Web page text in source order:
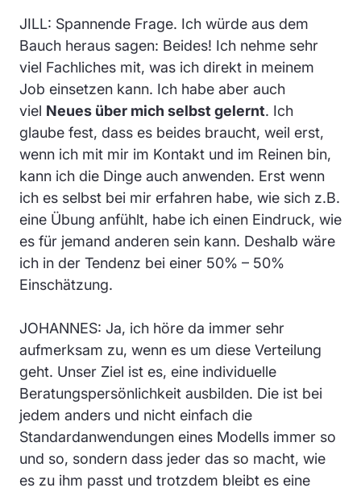
JILL: Spannende Frage. Ich würde aus dem
Bauch heraus sagen: Beides! Ich nehme sehr
viel Fachliches mit, was ich direkt in meinem
Job einsetzen kann. Ich habe aber auch
viel Neues über mich selbst gelernt. Ich
glaube fest, dass es beides braucht, weil erst,
wenn ich mit mir im Kontakt und im Reinen bin,
kann ich die Dinge auch anwenden. Erst wenn
ich es selbst bei mir erfahren habe, wie sich z.B.
eine Übung anfühlt, habe ich einen Eindruck, wie
es für jemand anderen sein kann. Deshalb wäre
ich in der Tendenz bei einer 50% – 50%
Einschätzung.
JOHANNES: Ja, ich höre da immer sehr
aufmerksam zu, wenn es um diese Verteilung
geht. Unser Ziel ist es, eine individuelle
Beratungspersönlichkeit ausbilden. Die ist bei
jedem anders und nicht einfach die
Standardanwendungen eines Modells immer so
und so, sondern dass jeder das so macht, wie
es zu ihm passt und trotzdem bleibt es eine